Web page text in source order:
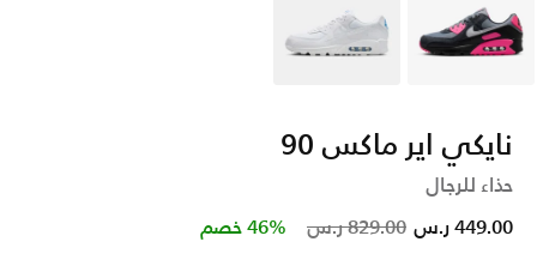
أسود أبيض
نايكي اير ماكس 90
حذاء للرجال
Price reduced from
829.00 ر.س to 449.00 ر.س 46% خصم